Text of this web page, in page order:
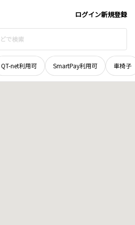
ログイン新規登録
QT-net利用可 SmartPay利用可 車椅子